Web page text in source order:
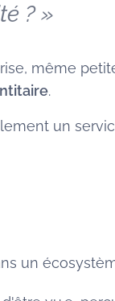
? »
même
.
un
un